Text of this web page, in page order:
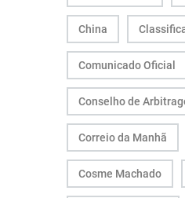
China
Comunicado Oficial
Conselho de
Correio da Manhã
Cosme Machado